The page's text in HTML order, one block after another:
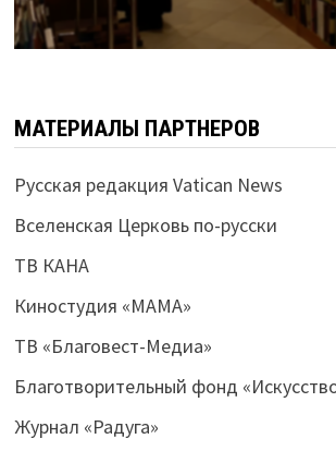
МАТЕРИАЛЫ ПАРТНЕРОВ
Русская редакция Vatican News
Вселенская Церковь по-русски
ТВ КАНА
Киностудия «МАМА»
ТВ «Благовест-Медиа»
Благотворительный фонд
Журнал «Радуга»